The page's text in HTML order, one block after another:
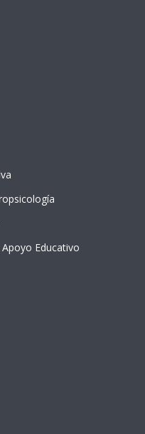
Educativo